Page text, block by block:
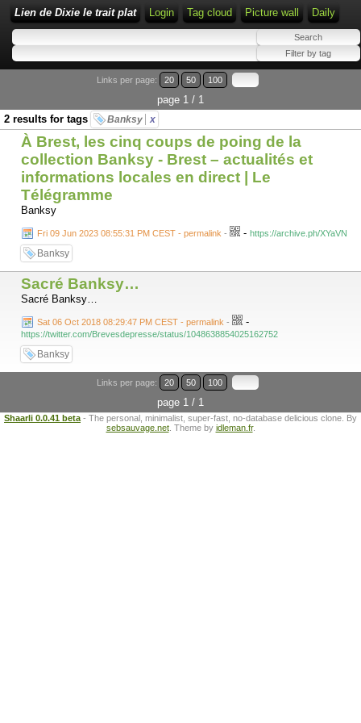
Lien de Dixie le trait plat Login Tag cloud Picture wall Daily
Links per page: 20 50 100
page 1 / 1
2 results for tags
Banksy x
À Brest, les cinq coups de poing de la
collection Banksy - Brest – actualités et
informations locales en direct | Le
Télégramme
Banksy
Fri 09 Jun 2023 08:55:31 PM CEST - permalink - - https://archive.ph/XYaVN
Banksy
Sacré Banksy…
Sacré Banksy…
Sat 06 Oct 2018 08:29:47 PM CEST - permalink - -
https://twitter.com/Brevesdepresse/status/1048638854025162752
Banksy
Links per page: 20 50 100
page 1 / 1
Shaarli 0.0.41 beta - The personal, minimalist, super-fast, no-database delicious clone. By
sebsauvage.net. Theme by idleman.fr.